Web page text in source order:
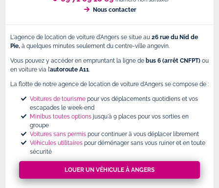
Nous contacter
L'agence de location de voiture d'Angers se situe au 26 rue du Nid de
Pie, à quelques minutes seulement du centre-ville angevin.
Vous pouvez y accéder en empruntant la ligne de bus 6 (arrêt CNFPT) ou
en voiture via l’autoroute A11.
La flotte de notre agence de location de voiture d'Angers se compose de :
Voitures de tourisme pour vos déplacements quotidiens et vos
escapades le week-end
Minibus toutes options jusqu'à 9 places pour vos sorties en
groupe
Voitures sans permis pour continuer à vous déplacer librement
Véhicules utilitaires pour déménager sans vous ruiner et en toute
sécurité
LOUER UN VÉHICULE À ANGERS